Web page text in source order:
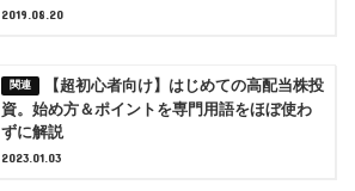
2019.08.20
【超初心者向け】はじめての高配当株投
資。始め方＆ポイントを専門用語をほぼ使わ
ずに解説
2023.01.03